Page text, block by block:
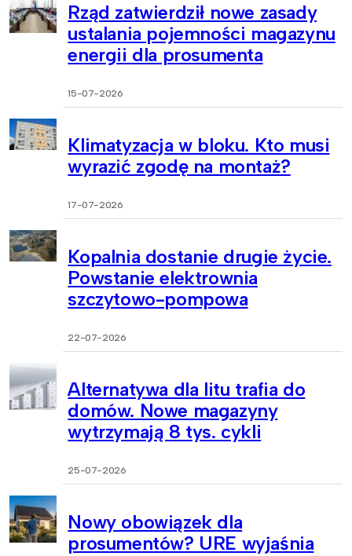
Rząd zatwierdził nowe zasady
ustalania pojemności magazynu
energii dla prosumenta
15-07-2026
Klimatyzacja w bloku. Kto musi
wyrazić zgodę na montaż?
17-07-2026
Kopalnia dostanie drugie życie.
Powstanie elektrownia
szczytowo-pompowa
22-07-2026
Alternatywa dla litu trafia do
domów. Nowe magazyny
wytrzymają 8 tys. cykli
25-07-2026
Nowy obowiązek dla
prosumentów? URE wyjaśnia